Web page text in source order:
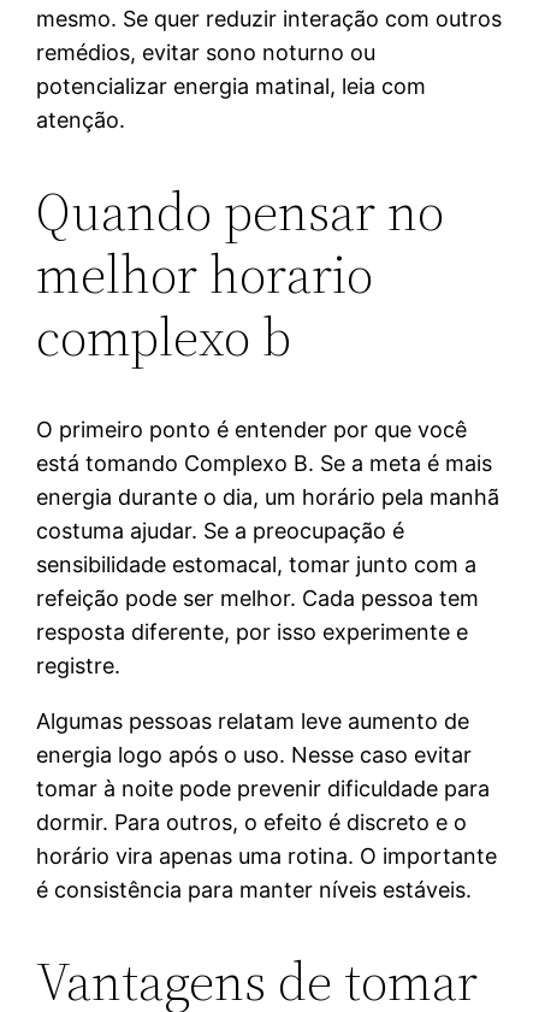
mesmo. Se quer reduzir interação com outros
remédios, evitar sono noturno ou
potencializar energia matinal, leia com
atenção.
Quando pensar no
melhor horario
complexo b
O primeiro ponto é entender por que você
está tomando Complexo B. Se a meta é mais
energia durante o dia, um horário pela manhã
costuma ajudar. Se a preocupação é
sensibilidade estomacal, tomar junto com a
refeição pode ser melhor. Cada pessoa tem
resposta diferente, por isso experimente e
registre.
Algumas pessoas relatam leve aumento de
energia logo após o uso. Nesse caso evitar
tomar à noite pode prevenir dificuldade para
dormir. Para outros, o efeito é discreto e o
horário vira apenas uma rotina. O importante
é consistência para manter níveis estáveis.
Vantagens de tomar